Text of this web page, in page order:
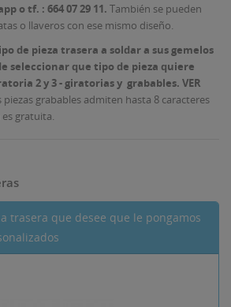
o tf. : 664 07 29 11. También se pueden
o llaveros con ese mismo diseño.
de pieza trasera a soldar a sus gemelos
seleccionar que tipo de pieza quiere
2 y 3 - giratorias y grabables. VER
piezas grabables admiten hasta 8 caracteres
gratuita.
trasera que desee que le pongamos